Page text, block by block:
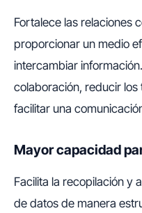
Fortalece las relaciones
proporcionar un medio
intercambiar
colaboración, reducir
facilitar una
Mayor capacidad
Facilita la recopilación y
de datos de manera